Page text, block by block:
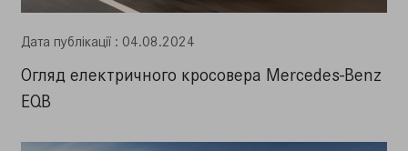
Дата публiкацiї : 04.08.2024
Огляд електричного кросовера Mercedes-Benz
EQB